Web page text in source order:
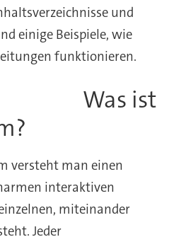
und
einige Beispiele, wie
funktionieren.
Was ist
versteht man einen
interaktiven
miteinander
Jeder